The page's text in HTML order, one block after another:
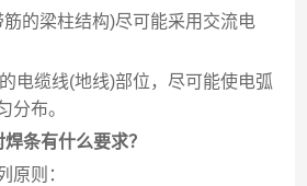
的梁柱结构)尽可能采用交流电
电缆线(地线)部位，尽可能使电弧
分布。
条有什么要求？
原则：